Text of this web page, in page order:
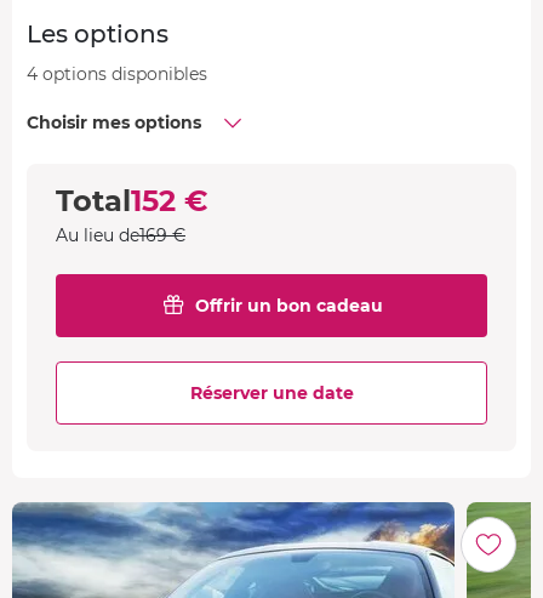
Les options
4 options disponibles
Choisir mes options
Total152 €
Au lieu de169 €
Offrir un bon cadeau
Réserver une date